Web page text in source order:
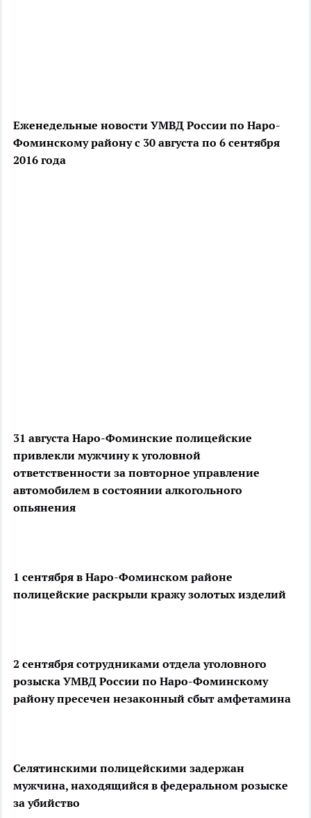
Еженедельные новости УМВД России по Наро-
Фоминскому району c 30 августа по 6 сентября
2016 года
31 августа Наро-Фоминские полицейские
привлекли мужчину к уголовной
ответственности за повторное управление
автомобилем в состоянии алкогольного
опьянения
1 сентября в Наро-Фоминском районе
полицейские раскрыли кражу золотых изделий
2 сентября сотрудниками отдела уголовного
розыска УМВД России по Наро-Фоминскому
району пресечен незаконный сбыт амфетамина
Селятинскими полицейскими задержан
мужчина, находящийся в федеральном розыске
за убийство